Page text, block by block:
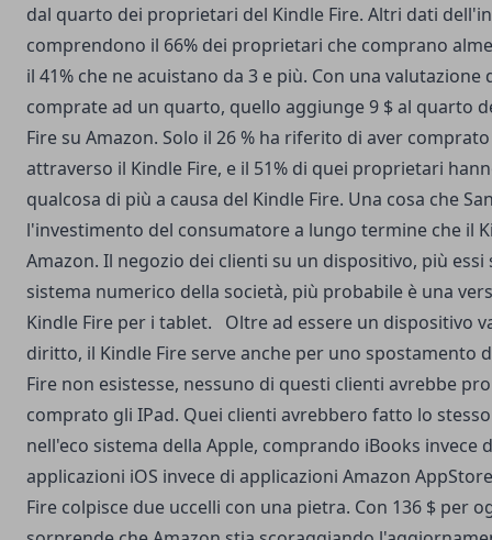
dal quarto dei proprietari del Kindle Fire. Altri dati
comprendono il 66% dei proprietari che comprano
il 41% che ne acuistano da 3 e più. Con una
comprate ad un quarto, quello aggiunge 9 $ al quarto
Fire su Amazon. Solo il 26 % ha riferito di aver
attraverso il Kindle Fire, e il 51% di quei proprietari
qualcosa di più a causa del Kindle Fire. Una cosa che
l'investimento del consumatore a lungo termine che il
Amazon. Il negozio dei clienti su un dispositivo, più essi
sistema numerico della società, più probabile è una
Kindle Fire per i tablet. Oltre ad essere un dispositivo
diritto, il Kindle Fire serve anche per uno spostamento
Fire non esistesse, nessuno di questi clienti avrebbe
comprato gli IPad. Quei clienti avrebbero fatto lo
nell'eco sistema della Apple, comprando iBooks invece
applicazioni iOS invece di applicazioni Amazon
Fire colpisce due uccelli con una pietra. Con 136 $ per